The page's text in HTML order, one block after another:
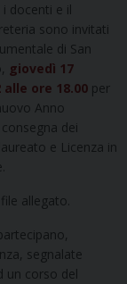
docenti e il
sono invitati
di San
giovedì 17
ore 18.00 per
Anno
dei
e Licenza in
allegato.
segnalate
un corso del